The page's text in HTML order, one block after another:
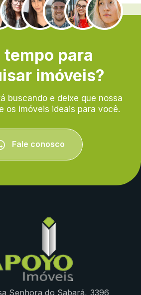
.
tempo para
imóveis?
buscando e deixe que nossa
os imóveis ideais para você.
Fale conosco
Senhora do Sabará, 3396